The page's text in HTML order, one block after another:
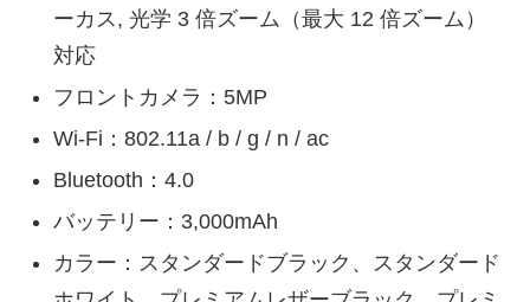
ーカス, 光学 3 倍ズーム（最大 12 倍ズーム）
対応
フロントカメラ：5MP
Wi-Fi：802.11a / b / g / n / ac
Bluetooth：4.0
バッテリー：3,000mAh
カラー：スタンダードブラック、スタンダード